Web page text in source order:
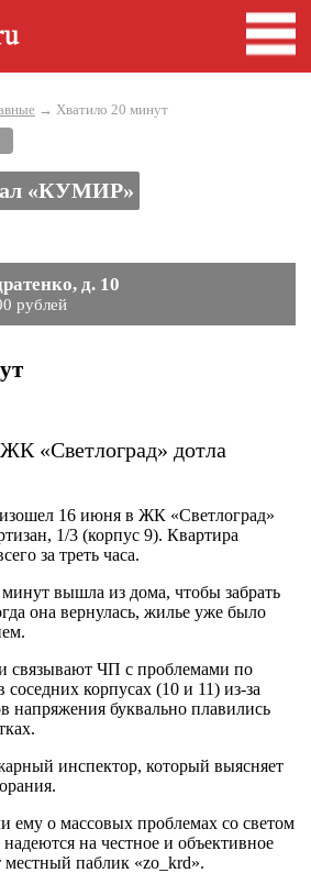
→ Хватило 20 минут
«КУМИР»
д. 10
рублей
«Светлоград» дотла
16 июня в ЖК «Светлоград»
1/3 (корпус 9). Квартира
за треть часа.
вышла из дома, чтобы забрать
она вернулась, жилье уже было
связывают ЧП с проблемами по
корпусах (10 и 11) из-за
напряжения буквально плавились
инспектор, который выясняет
о массовых проблемах со светом
на честное и объективное
местный паблик «zo_krd».